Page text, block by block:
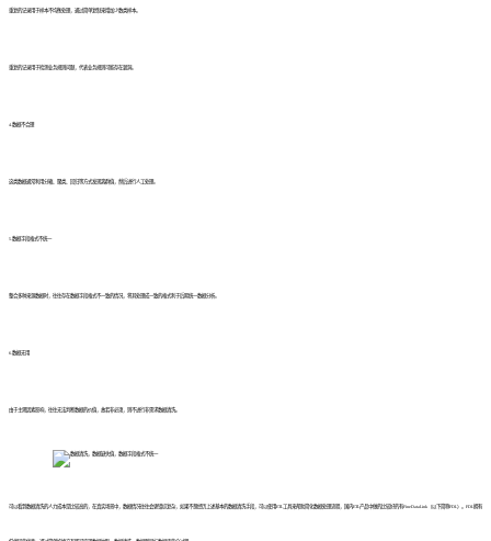
重复的记录用于样本不均衡处理，通过简单复制来增加少数类样本。
重复的记录用于检测业务规则问题，代表业务规则可能存在漏洞。
4.数据不合理
这类数据通常利用分箱、聚类、回归等方式发现离群值，然后进行人工处理。
5.数据字段格式不统一
整合多种来源数据时，往往存在数据字段格式不一致的情况，将其处理成一致的格式利于后期统一数据分析。
6.数据无用
由于主观因素影响，往往无法判断数据的价值，故若非必须，则不进行非需求数据清洗。
可以看到数据清洗的人力成本是比较高的，在真实场景中，数据情况往往会更错综复杂，如果不想经历上述基本的数据清洗手段，可以使用ETL工具来帮助简化数据处理流程，国内ETL产品中做的比较好的有FineDataLink（以下简称FDL）。FDL拥有